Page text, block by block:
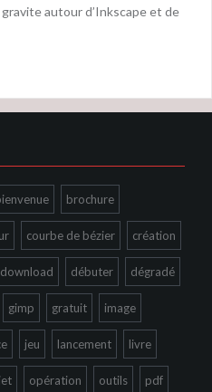
autour d’Inkscape et de
brochure
courbe de bézier création
download débuter dégradé
gimp gratuit image
jeu lancement livre
opération outils pdf